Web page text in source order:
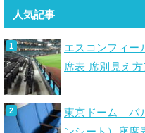
人気記事
エスコンフィー
席表 席別見え
東京ドーム バ